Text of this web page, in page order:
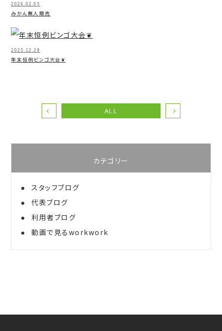
2026.02.05
みかん無人販売
2025.12.29
年末恒例ビンゴ大会❦
ALL
カテゴリー
スタッフブログ
代表ブログ
利用者ブログ
動画で見るworkwork